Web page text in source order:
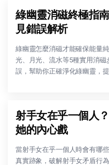
綠幽靈消磁終極指
見錯誤解析
綠幽靈怎麼消磁才能確保能量
光、月光、流水等5種實用消
誤，幫助你正確淨化綠幽靈，提
射手女在乎一個人
她的內心戲
當射手女在乎一個人時會有哪
真實跡象，破解射手女矛盾行